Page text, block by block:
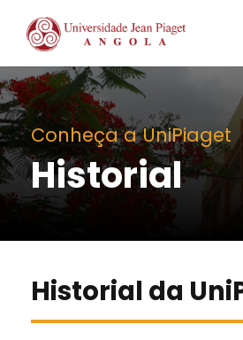
Conheça a UniPiaget
Historial
Historial da